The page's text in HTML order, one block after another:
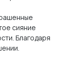
сияние
Благодаря